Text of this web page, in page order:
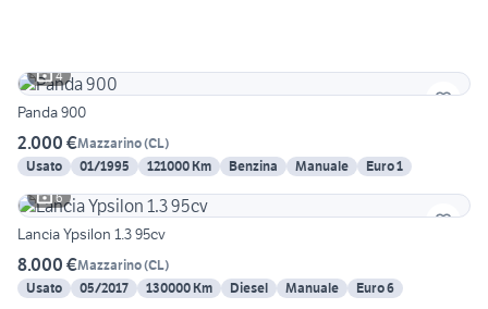
4
Panda 900
2.000 €Mazzarino(CL)
Usato
01/1995 121000 Km Benzina Manuale
Euro 1
6
Lancia Ypsilon 1.3 95cv
8.000 €Mazzarino(CL)
Usato
05/2017 130000 Km Diesel Manuale
Euro 6